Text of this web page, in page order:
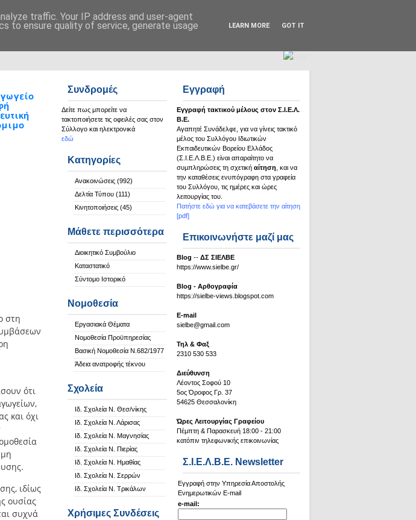
Σ.Ι.Ε.Λ.Β.Ε.
Εγγραφή
Εγγραφή τακτικού μέλους στον Σ.Ι.Ε.Λ.
Β.Ε.
Αγαπητέ Συνάδελφε, για να γίνεις τακτικό
μέλος του Συλλόγου Ιδιωτικών
Εκπαιδευτικών Βορείου Ελλάδος
(Σ.Ι.Ε.Λ.Β.Ε.) είναι απαραίτητο να
συμπληρώσεις τη σχετική αίτηση , και να
την καταθέσεις ενυπόγραφη στα γραφεία
του Συλλόγου, τις ημέρες και ώρες
λειτουργίας του.
Πατήστε εδώ για να κατεβάσετε την αίτηση
[pdf]
Επικοινωνήστε μαζί μας
Βlog -- ΔΣ ΣΙΕΛΒΕ
https://www.sielbe.gr/
Blog - Αρθογραφία
https://sielbe-views.blogspot.com
Ε-mail
sielbe@gmail.com
Τηλ & Φαξ
2310 530 533
Διεύθυνση
Λέοντος Σοφού 10
5ος Όροφος Γρ. 37
54625 Θεσσαλονίκη
Ώρες Λειτουργίας Γραφείου
Πέμπτη & Παρασκευή 18:00 - 21:00
κατόπιν τηλεφωνικής επικοινωνίας
Σ.Ι.Ε.Λ.Β.Ε. Newsletter
Εγγραφή στην Υπηρεσία Αποστολής
Ενημερωτικών E-mail
e-mail:
Συνδρομές
Δείτε πως μπορείτε να
τακτοποιήσετε τις οφειλές σας στον
Σύλλογο και ηλεκτρονικά
εδώ
Κατηγορίες
Ανακοινώσεις (992)
Δελτία Τύπου (111)
Κινητοποιήσεις (45)
Μάθετε περισσότερα
Διοικητικό Συμβούλιο
Καταστατικό
Σύντομο Ιστορικό
Νομοθεσία
Εργασιακά Θέματα
Νομοθεσία Προϋπηρεσίας
Βασική Νομοθεσία Ν.682/1977
Άδεια ανατροφής τέκνου
Σχολεία
Ιδ. Σχολεία Ν. Θεσ/νίκης
Ιδ. Σχολεία Ν. Λάρισας
Ιδ. Σχολεία Ν. Μαγνησίας
Ιδ. Σχολεία Ν. Πιερίας
Ιδ. Σχολεία Ν. Ημαθίας
Ιδ. Σχολεία Ν. Σερρών
Ιδ. Σχολεία Ν. Τρικάλων
Χρήσιμες Συνδέσεις
στη
ότι
και όχι
ιδίως
ουσίας
συχνά
traffic. Your IP address and user-agent
to ensure quality of service, generate usage LEARN MORE GOT IT